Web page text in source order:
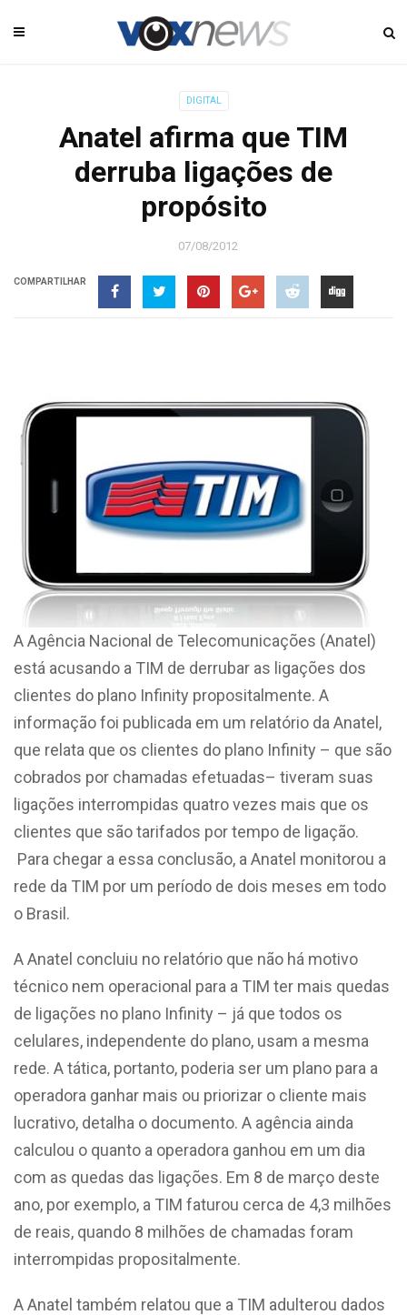
DIGITAL
Anatel afirma que TIM
derruba ligações de
propósito
07/08/2012
COMPARTILHAR
A Agência Nacional de Telecomunicações (Anatel)
está acusando a TIM de derrubar as ligações dos
clientes do plano Infinity propositalmente. A
informação foi publicada em um relatório da Anatel,
que relata que os clientes do plano Infinity – que são
cobrados por chamadas efetuadas– tiveram suas
ligações interrompidas quatro vezes mais que os
clientes que são tarifados por tempo de ligação.
Para chegar a essa conclusão, a Anatel monitorou a
rede da TIM por um período de dois meses em todo
o Brasil.
A Anatel concluiu no relatório que não há motivo
técnico nem operacional para a TIM ter mais quedas
de ligações no plano Infinity – já que todos os
celulares, independente do plano, usam a mesma
rede. A tática, portanto, poderia ser um plano para a
operadora ganhar mais ou priorizar o cliente mais
lucrativo, detalha o documento. A agência ainda
calculou o quanto a operadora ganhou em um dia
com as quedas das ligações. Em 8 de março deste
ano, por exemplo, a TIM faturou cerca de 4,3 milhões
de reais, quando 8 milhões de chamadas foram
interrompidas propositalmente.
A Anatel também relatou que a TIM adulterou dados